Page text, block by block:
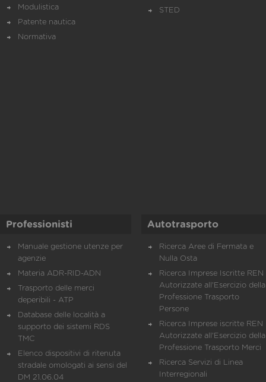
Modulistica
Patente nautica
Normativa
STED
Professionisti
Manuale gestione utenze per
agenzie
Materia ADR-RID-ADN
Trasporto delle merci
deperibili - ATP
Database delle località a
supporto dei sistemi RDS
TMC
Elenco dispositivi di ritenuta
stradale omologati ai sensi del
DM 21.06.04
Autotrasporto
Ricerca Aree di Fermata e
Nulla Osta
Ricerca Imprese Iscritte REN
Autorizzate all'Esercizio della
Professione Trasporto
Persone
Ricerca Imprese iscritte REN
Autorizzate all'Esercizio della
Professione Trasporto Merci
Ricerca Servizi di Linea
Interregionali